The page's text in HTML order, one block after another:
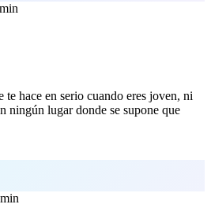
te hace en serio cuando eres joven, ni
ningún lugar donde se supone que